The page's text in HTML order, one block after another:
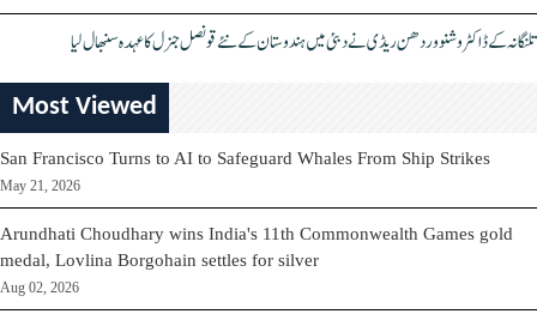
تلنگانہ کے ڈاکٹر وشنو وردھن ریڈی نے دبئی میں ہندوستان کے نئے قونصل جنرل کا عہدہ سنبھال لیا
Most Viewed
San Francisco Turns to AI to Safeguard Whales From Ship Strikes
May 21, 2026
Arundhati Choudhary wins India's 11th Commonwealth Games gold
medal, Lovlina Borgohain settles for silver
Aug 02, 2026